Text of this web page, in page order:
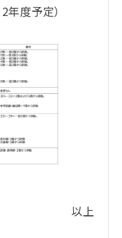
年度予定）
以上